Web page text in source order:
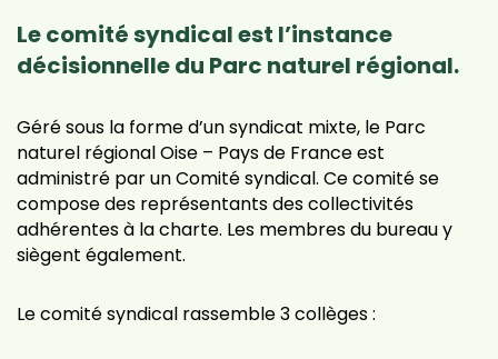
Le comité syndical est l’instance
décisionnelle du Parc naturel régional.
Géré sous la forme d’un syndicat mixte, le Parc
naturel régional Oise – Pays de France est
administré par un Comité syndical. Ce comité se
compose des représentants des collectivités
adhérentes à la charte. Les membres du bureau y
siègent également.
Le comité syndical rassemble 3 collèges :